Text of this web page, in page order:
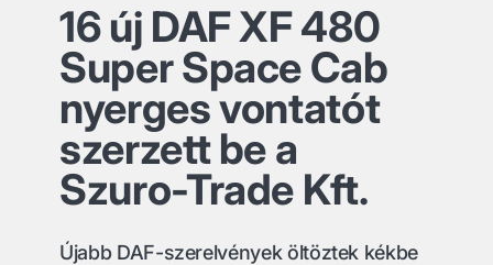
16 új DAF XF 480
Super Space Cab
nyerges vontatót
szerzett be a
Szuro-Trade Kft.
Újabb DAF-szerelvények öltöztek kékbe